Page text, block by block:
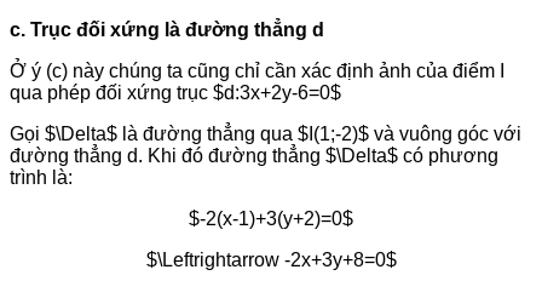
c. Trục đối xứng là đường thẳng d
Ở ý (c) này chúng ta cũng chỉ cần xác định ảnh của điểm I
qua phép đối xứng trục $d:3x+2y-6=0$
Gọi $\Delta$ là đường thẳng qua $I(1;-2)$ và vuông góc với
đường thẳng d. Khi đó đường thẳng $\Delta$ có phương
trình là:
$-2(x-1)+3(y+2)=0$
$\Leftrightarrow -2x+3y+8=0$